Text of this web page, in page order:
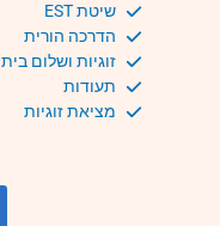
שיטת EST
הדרכה הורית
זוגיות ושלום בית
תעודות
מציאת זוגיות